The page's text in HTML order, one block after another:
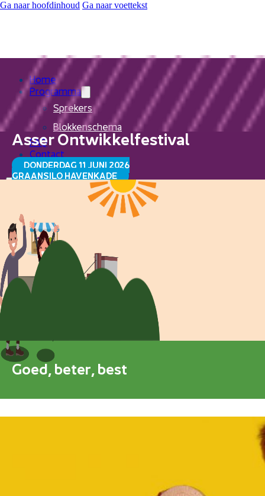
Ga naar hoofdinhoud Ga naar voettekst
Home
Programma
Sprekers
Blokkenschema
FAQ
Contact
Home
Programma
Sprekers
Blokkenschema
Asser Ontwikkelfestival
DONDERDAG 11 JUNI 2026
GRAANSILO HAVENKADE
Goed, beter, best